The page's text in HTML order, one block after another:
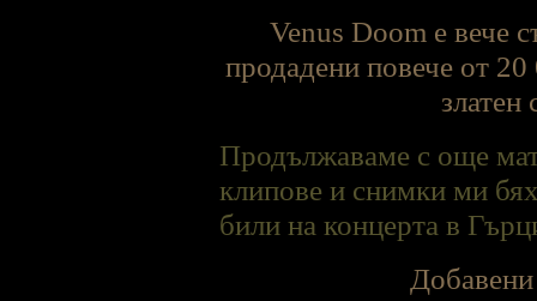
Venus Doom е вече
продадени повече от
Продължаваме с още
клипове и снимки ми
били на концерта в